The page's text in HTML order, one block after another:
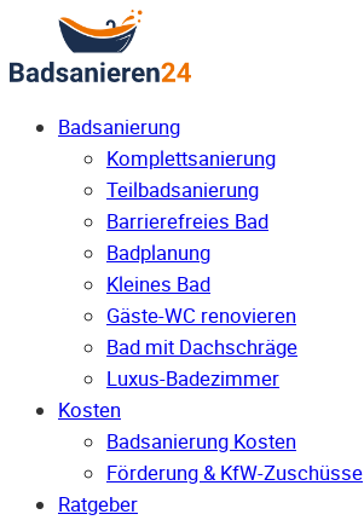
Badsanierung
Komplettsanierung
Teilbadsanierung
Barrierefreies Bad
Badplanung
Kleines Bad
Gäste-WC renovieren
Bad mit Dachschräge
Luxus-Badezimmer
Kosten
Badsanierung Kosten
Förderung & KfW-Zuschüsse
Ratgeber